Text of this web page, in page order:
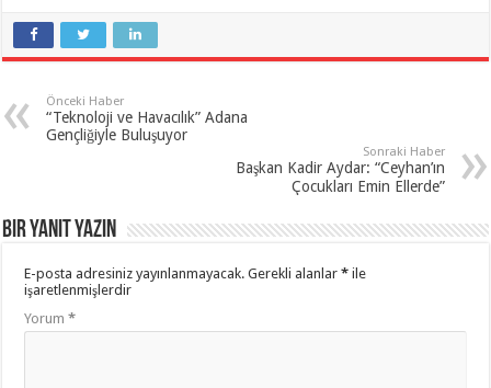
Önceki Haber
“Teknoloji ve Havacılık” Adana
Gençliğiyle Buluşuyor
Sonraki Haber
Başkan Kadir Aydar: “Ceyhan’ın
Çocukları Emin Ellerde”
Bir yanıt yazın
E-posta adresiniz yayınlanmayacak. Gerekli alanlar* ile
işaretlenmişlerdir
Yorum*